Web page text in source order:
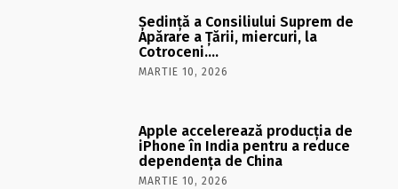
Şedinţă a Consiliului Suprem de
Apărare a Ţării, miercuri, la
Cotroceni….
MARTIE 10, 2026
Apple accelerează producția de
iPhone în India pentru a reduce
dependența de China
MARTIE 10, 2026